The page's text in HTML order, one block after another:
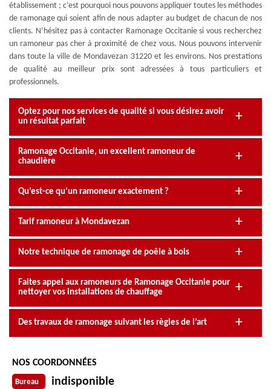
établissement ; c’est pourquoi nous pouvons appliquer toutes les méthodes
de ramonage qui soient afin de nous adapter au budget de chacun de nos
clients. N’hésitez pas à contacter Ramonage Occitanie si vous recherchez
un ramoneur pas cher à proximité de chez vous. Nous pouvons intervenir
dans toute la ville de Mondavezan 31220 et les environs. Nos prestations
de qualité au meilleur prix sont adressées à tous particuliers et
professionnels.
Optez pour nos services de qualité si vous désirez avoir
un résultat parfait
Ramonage Occitanie, un excellent ramoneur de
chaudière
Qu’est-ce qu’un ramoneur exactement ?
Tarif ramoneur à Mondavezan
Notre technique de ramonage de poêle à bois
Faites appel aux ramoneurs de Ramonage Occitanie pour
nettoyer vos installations de chauffage
Des travaux de ramonage suivant les règles de l’art
NOS COORDONNÉES
Bureau indisponible